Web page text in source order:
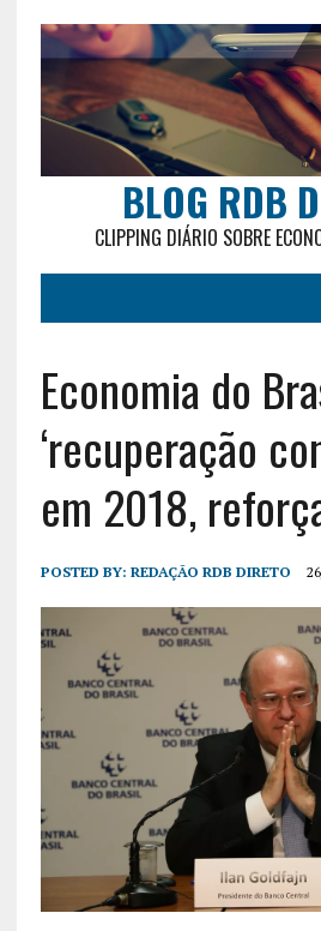
BLOG RDB
CLIPPING DIÁRIO SOBRE
Economia do
‘recuperação
em 2018,
POSTED BY: REDAÇÃO RDB DIRETO